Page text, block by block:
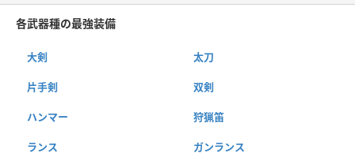
各武器種の最強装備
大剣 太刀
片手剣 双剣
ハンマー 狩猟笛
ランス ガンランス